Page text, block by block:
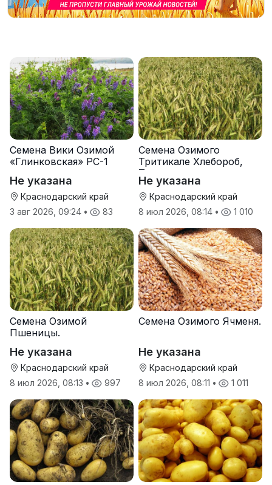
Семена Вики Озимой
«Глинковская» РС-1
Не указана
Краснодарский край
3 авг 2026, 09:24 • 83
Семена Озимого
Тритикале Хлебороб,
Тихон
Не указана
Краснодарский край
8 июл 2026, 08:14 • 1 010
Семена Озимой
Пшеницы.
Не указана
Краснодарский край
8 июл 2026, 08:13 • 997
Семена Озимого Ячменя.
Не указана
Краснодарский край
8 июл 2026, 08:11 • 1 011